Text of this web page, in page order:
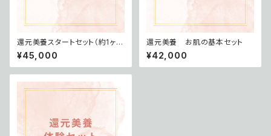
還元美養スタートセット（約1ヶ月
分）
¥45,000
還元美養 お肌の基本セット
¥42,000